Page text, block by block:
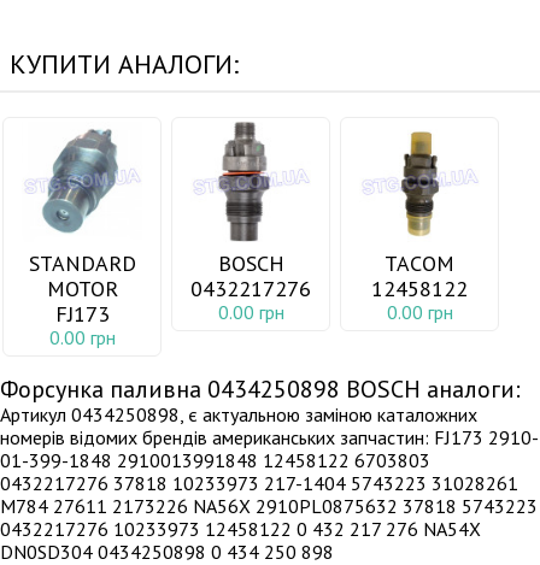
КУПИТИ АНАЛОГИ:
STANDARD
MOTOR
FJ173
0.00 грн
BOSCH
0432217276
0.00 грн
TACOM
12458122
0.00 грн
Форсунка паливна 0434250898 BOSCH аналоги:
Артикул 0434250898, є актуальною заміною каталожних
номерів відомих брендів американських запчастин: FJ173 2910-
01-399-1848 2910013991848 12458122 6703803
0432217276 37818 10233973 217-1404 5743223 31028261
M784 27611 2173226 NA56X 2910PL0875632 37818 5743223
0432217276 10233973 12458122 0 432 217 276 NA54X
DN0SD304 0434250898 0 434 250 898